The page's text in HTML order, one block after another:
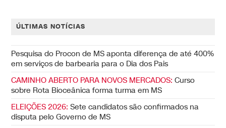
ÚLTIMAS NOTÍCIAS
Pesquisa do Procon de MS aponta diferença de até 400%
em serviços de barbearia para o Dia dos Pais
CAMINHO ABERTO PARA NOVOS MERCADOS: Curso
sobre Rota Bioceânica forma turma em MS
ELEIÇÕES 2026: Sete candidatos são confirmados na
disputa pelo Governo de MS